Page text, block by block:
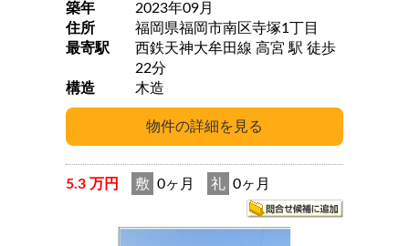
築年
2023年09月
住所
福岡県福岡市南区寺塚1丁目
最寄駅
西鉄天神大牟田線 高宮 駅 徒歩
22分
構造
木造
5.3 万円 敷 0ヶ月 礼 0ヶ月